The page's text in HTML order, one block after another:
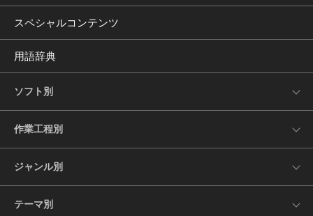
スペシャルコンテンツ
用語辞典
ソフト別
作業工程別
ジャンル別
テーマ別